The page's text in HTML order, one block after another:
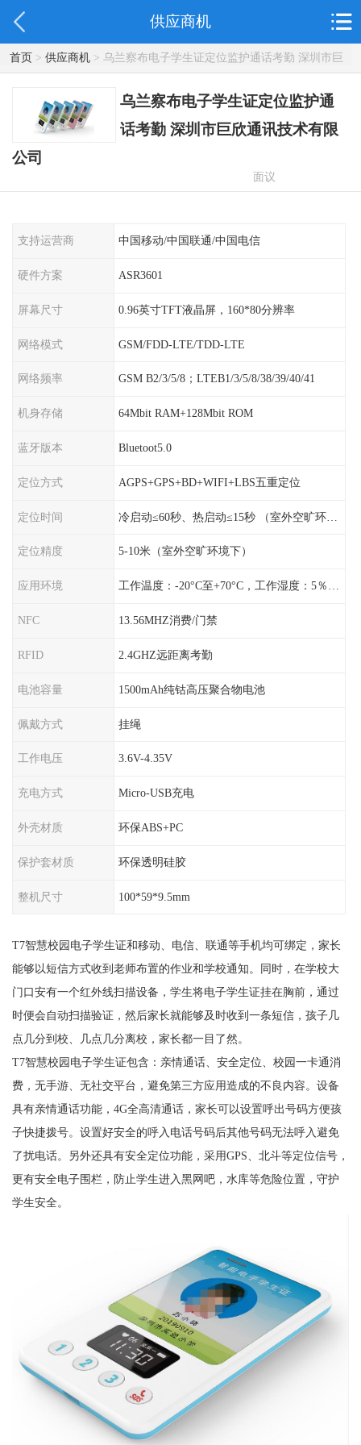
供应商机
首页> 供应商机> 乌兰察布电子学生证定位监护通话考勤 深圳市巨
欣通讯技术有限公司
乌兰察布电子学生证定位监护通
话考勤 深圳市巨欣通讯技术有限
公司
面议
支持运营商 中国移动/中国联通/中国电信
硬件方案 ASR3601
屏幕尺寸 0.96英寸TFT液晶屏，160*80分辨率
网络模式 GSM/FDD-LTE/TDD-LTE
网络频率 GSM B2/3/5/8；LTEB1/3/5/8/38/39/40/41
机身存储 64Mbit RAM+128Mbit ROM
蓝牙版本 Bluetoot5.0
定位方式 AGPS+GPS+BD+WIFI+LBS五重定位
定位时间
定位精度 5-10米（室外空旷环境下）
应用环境 工作温度：-20°C至+70°C，工作湿度：5％〜95％RH
NFC 13.56MHZ消费/门禁
RFID 2.4GHZ远距离考勤
电池容量 1500mAh纯钴高压聚合物电池
佩戴方式 挂绳
工作电压 3.6V-4.35V
充电方式 Micro-USB充电
外壳材质 环保ABS+PC
保护套材质 环保透明硅胶
整机尺寸 100*59*9.5mm
T7智慧校园电子学生证和移动、电信、联通等手机均可绑定，家长
能够以短信方式收到老师布置的作业和学校通知。同时，在学校大
门口安有一个红外线扫描设备，学生将电子学生证挂在胸前，通过
时便会自动扫描验证，然后家长就能够及时收到一条短信，孩子几
点几分到校、几点几分离校，家长都一目了然。
T7智慧校园电子学生证包含：亲情通话、安全定位、校园一卡通消
费，无手游、无社交平台，避免第三方应用造成的不良内容。设备
具有亲情通话功能，4G全高清通话，家长可以设置呼出号码方便孩
子快捷拨号。设置好安全的呼入电话号码后其他号码无法呼入避免
了扰电话。另外还具有安全定位功能，采用GPS、北斗等定位信号，
更有安全电子围栏，防止学生进入黑网吧，水库等危险位置，守护
学生安全。